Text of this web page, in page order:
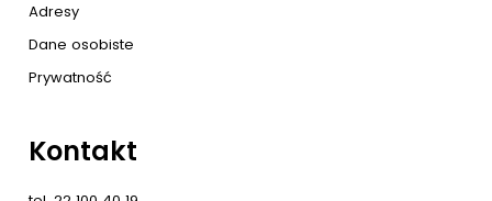
Adresy
Dane osobiste
Prywatność
Kontakt